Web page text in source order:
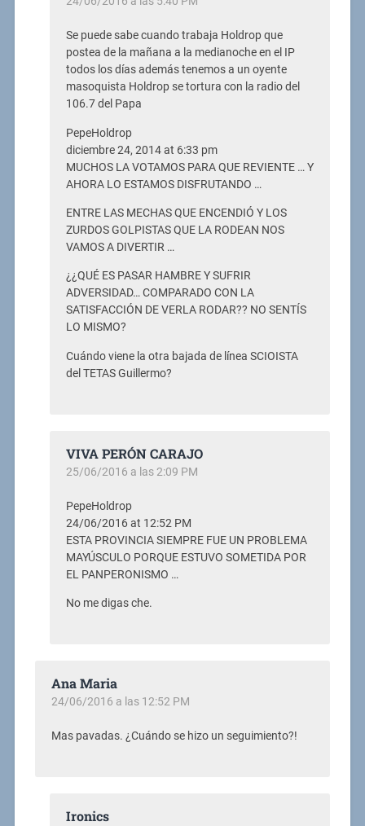
Se puede sabe cuando trabaja Holdrop que
postea de la mañana a la medianoche en el IP
todos los días además tenemos a un oyente
masoquista Holdrop se tortura con la radio del
106.7 del Papa
PepeHoldrop
diciembre 24, 2014 at 6:33 pm
MUCHOS LA VOTAMOS PARA QUE REVIENTE … Y
AHORA LO ESTAMOS DISFRUTANDO …
ENTRE LAS MECHAS QUE ENCENDIÓ Y LOS
ZURDOS GOLPISTAS QUE LA RODEAN NOS
VAMOS A DIVERTIR …
¿¿QUÉ ES PASAR HAMBRE Y SUFRIR
ADVERSIDAD… COMPARADO CON LA
SATISFACCIÓN DE VERLA RODAR?? NO SENTÍS
LO MISMO?
Cuándo viene la otra bajada de línea SCIOISTA
del TETAS Guillermo?
VIVA PERÓN CARAJO
25/06/2016 a las 2:09 PM
PepeHoldrop
24/06/2016 at 12:52 PM
ESTA PROVINCIA SIEMPRE FUE UN PROBLEMA
MAYÚSCULO PORQUE ESTUVO SOMETIDA POR
EL PANPERONISMO …
No me digas che.
Ana Maria
24/06/2016 a las 12:52 PM
Mas pavadas. ¿Cuándo se hizo un seguimiento?!
Ironics